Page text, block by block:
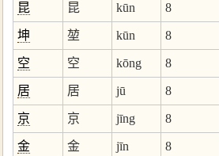
昆 昆 kūn 8
坤 堃 kūn 8
空 空 kōng 8
居 居 jū 8
京 京 jīng 8
金 金 jīn 8